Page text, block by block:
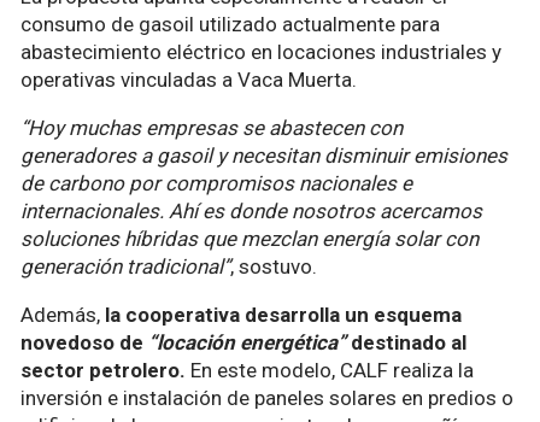
consumo de gasoil utilizado actualmente para
abastecimiento eléctrico en locaciones industriales y
operativas vinculadas a Vaca Muerta.
“Hoy muchas empresas se abastecen con
generadores a gasoil y necesitan disminuir emisiones
de carbono por compromisos nacionales e
internacionales. Ahí es donde nosotros acercamos
soluciones híbridas que mezclan energía solar con
generación tradicional”, sostuvo.
Además, la cooperativa desarrolla un esquema
novedoso de “locación energética”destinado al
sector petrolero. En este modelo, CALF realiza la
inversión e instalación de paneles solares en predios o